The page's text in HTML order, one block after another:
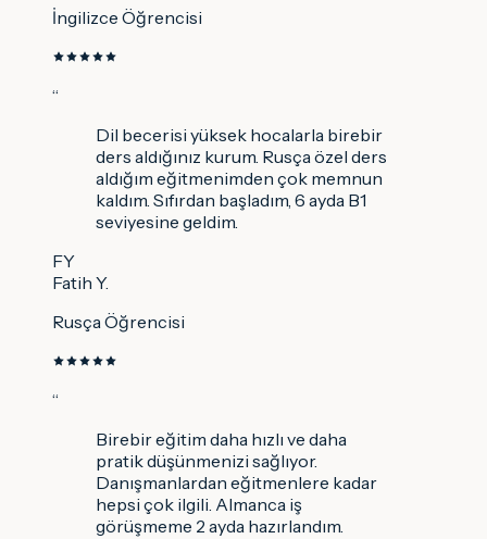
İngilizce Öğrencisi
“
Dil becerisi yüksek hocalarla birebir
ders aldığınız kurum. Rusça özel ders
aldığım eğitmenimden çok memnun
kaldım. Sıfırdan başladım, 6 ayda B1
seviyesine geldim.
FY
Fatih Y.
Rusça Öğrencisi
“
Birebir eğitim daha hızlı ve daha
pratik düşünmenizi sağlıyor.
Danışmanlardan eğitmenlere kadar
hepsi çok ilgili. Almanca iş
görüşmeme 2 ayda hazırlandım.